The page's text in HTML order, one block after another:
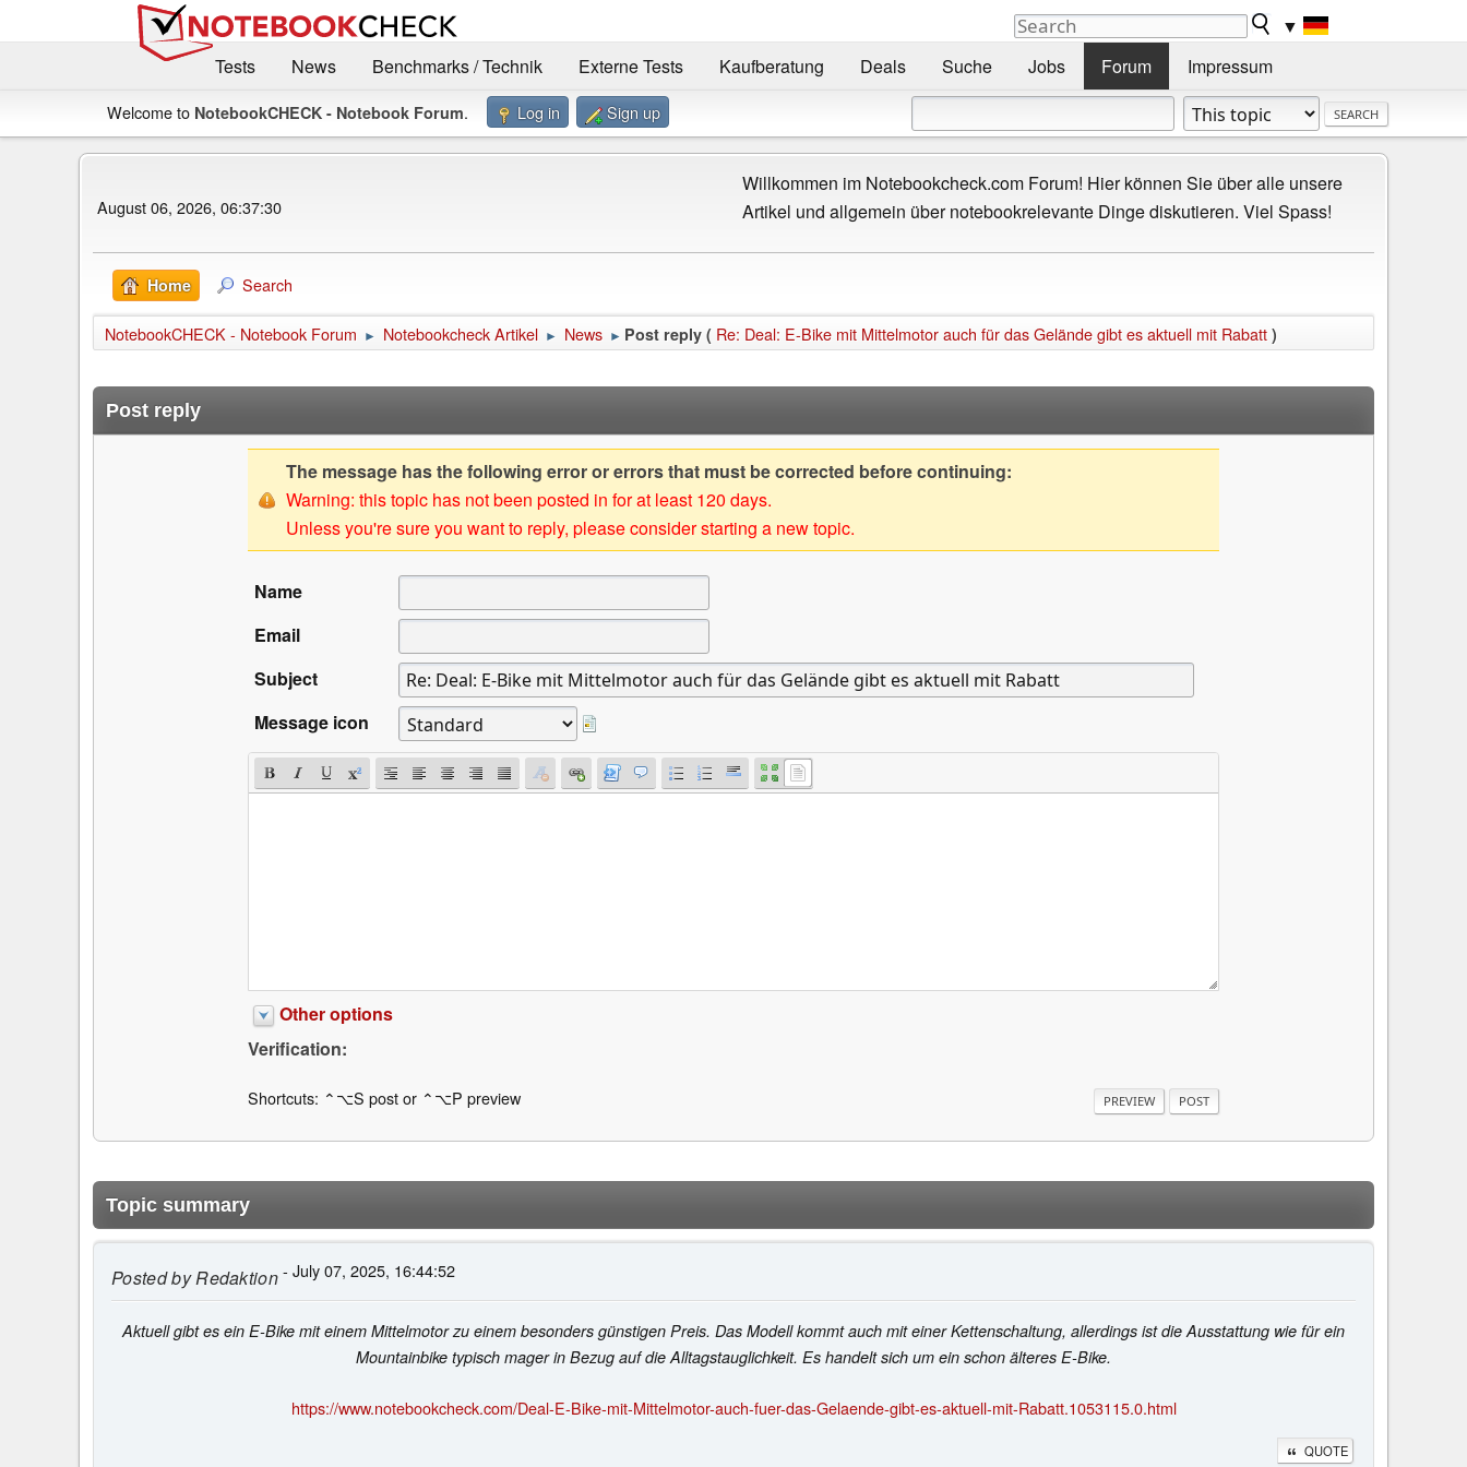
▼
Tests
News Benchmarks / Technik Externe Tests Kaufberatung Deals Suche Jobs Forum Impressum
Welcome to NotebookCHECK - Notebook Forum. Log in Sign up
August 06, 2026, 06:37:30
Willkommen im Notebookcheck.com Forum! Hier können Sie über alle unsere
Artikel und allgemein über notebookrelevante Dinge diskutieren. Viel Spass!
Home Search
NotebookCHECK - Notebook Forum ► Notebookcheck Artikel ► News ► Post reply ( Re: Deal: E-Bike mit Mittelmotor auch für das Gelände gibt es aktuell mit Rabatt )
Post reply
The message has the following error or errors that must be corrected before continuing:
Warning: this topic has not been posted in for at least 120 days.
Unless you're sure you want to reply, please consider starting a new topic.
Name
Email
Subject
Message icon
Other options
Verification:
Shortcuts: ⌃⌥S post or ⌃⌥P preview
Topic summary
Posted byRedaktion- July 07, 2025, 16:44:52
Aktuell gibt es ein E-Bike mit einem Mittelmotor zu einem besonders günstigen Preis. Das Modell kommt auch mit einer Kettenschaltung, allerdings ist die Ausstattung wie für ein
Mountainbike typisch mager in Bezug auf die Alltagstauglichkeit. Es handelt sich um ein schon älteres E-Bike.
https://www.notebookcheck.com/Deal-E-Bike-mit-Mittelmotor-auch-fuer-das-Gelaende-gibt-es-aktuell-mit-Rabatt.1053115.0.html
QUOTE